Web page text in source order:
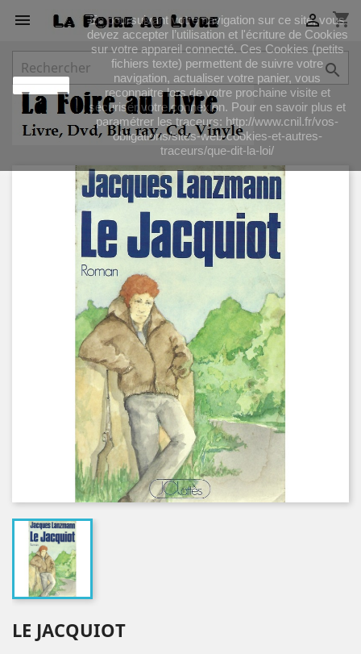
J'accepte
En poursuivant votre navigation sur ce site, vous
devez accepter l’utilisation et l'écriture de Cookies
sur votre appareil connecté. Ces Cookies (petits
fichiers texte) permettent de suivre votre
navigation, actualiser votre panier, vous
reconnaitre lors de votre prochaine visite et
sécuriser votre connexion. Pour en savoir plus et
paramétrer les traceurs: http://www.cnil.fr/vos-
obligations/sites-web-cookies-et-autres-
traceurs/que-dit-la-loi/
 shopping_cart


LE JACQUIOT